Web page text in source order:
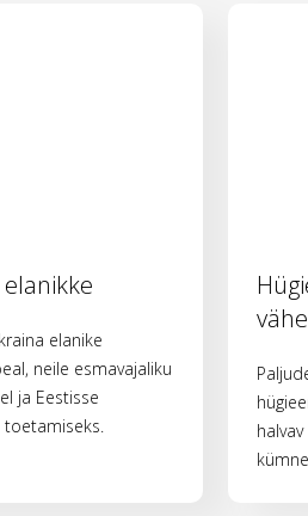
elanike
neile esmavajaliku
ja Eestisse